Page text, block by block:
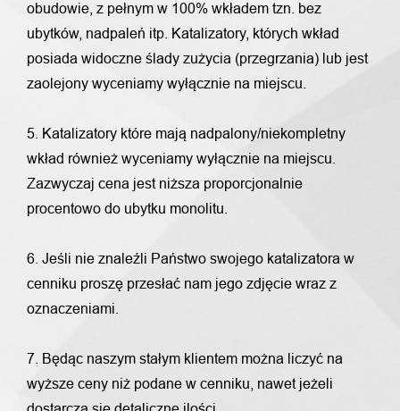
obudowie, z pełnym w 100% wkładem tzn. bez
ubytków, nadpaleń itp. Katalizatory, których wkład
posiada widoczne ślady zużycia (przegrzania) lub jest
zaolejony wyceniamy wyłącznie na miejscu.
5. Katalizatory które mają nadpalony/niekompletny
wkład również wyceniamy wyłącznie na miejscu.
Zazwyczaj cena jest niższa proporcjonalnie
procentowo do ubytku monolitu.
6. Jeśli nie znaleźli Państwo swojego katalizatora w
cenniku proszę przesłać nam jego zdjęcie wraz z
oznaczeniami.
7. Będąc naszym stałym klientem można liczyć na
wyższe ceny niż podane w cenniku, nawet jeżeli